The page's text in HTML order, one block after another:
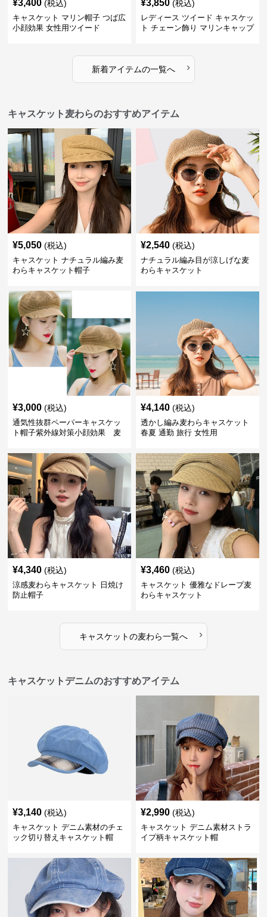
¥3,400 (税込)
キャスケット マリン帽子 つば広
小顔効果 女性用ツイード
¥3,850 (税込)
レディース ツイード キャスケッ
ト チェーン飾り マリンキャップ
新着アイテムの一覧へ ›
キャスケット麦わらのおすすめアイテム
¥5,050 (税込)
キャスケット ナチュラル編み麦
わらキャスケット帽子
¥2,540 (税込)
ナチュラル編み目が涼しげな麦
わらキャスケット
¥3,000 (税込)
通気性抜群ペーパーキャスケッ
ト帽子紫外線対策小顔効果 麦
¥4,140 (税込)
透かし編み麦わらキャスケット
春夏 通勤 旅行 女性用
¥4,340 (税込)
涼感麦わらキャスケット 日焼け
防止帽子
¥3,460 (税込)
キャスケット 優雅なドレープ麦
わらキャスケット
キャスケットの麦わら一覧へ ›
キャスケットデニムのおすすめアイテム
¥3,140 (税込)
キャスケット デニム素材のチェ
ック切り替えキャスケット帽
¥2,990 (税込)
キャスケット デニム素材ストラ
イプ柄キャスケット帽